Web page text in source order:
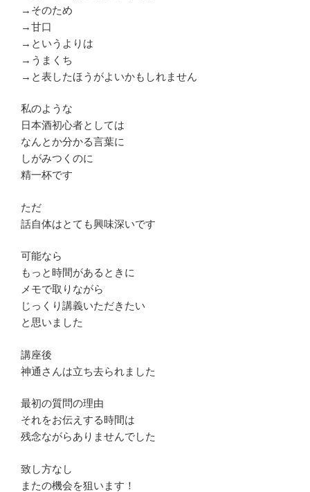
→そのため
→甘口
→というよりは
→うまくち
→と表したほうがよいかもしれません
私のような
日本酒初心者としては
なんとか分かる言葉に
しがみつくのに
精一杯です
ただ
話自体はとても興味深いです
可能なら
もっと時間があるときに
メモで取りながら
じっくり講義いただきたい
と思いました
講座後
神通さんは立ち去られました
最初の質問の理由
それをお伝えする時間は
残念ながらありませんでした
致し方なし
またの機会を狙います！